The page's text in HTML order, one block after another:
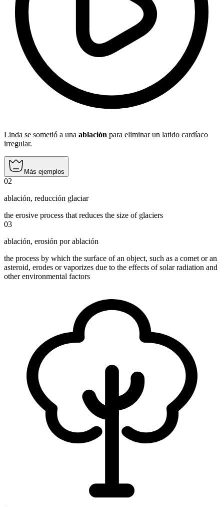
Linda se sometió a una ablación para eliminar un latido cardíaco
irregular.
Más ejemplos
02
ablación, reducción glaciar
the erosive process that reduces the size of glaciers
03
ablación, erosión por ablación
the process by which the surface of an object, such as a comet or an
asteroid, erodes or vaporizes due to the effects of solar radiation and
other environmental factors